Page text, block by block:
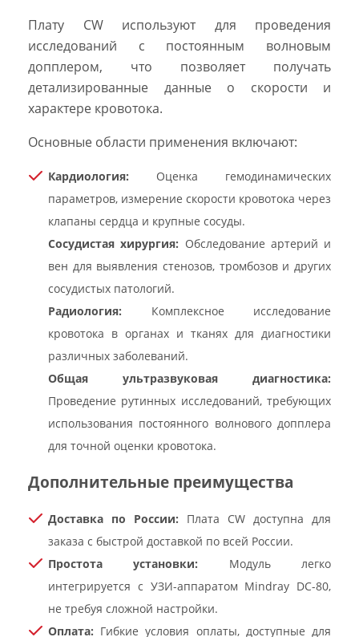
Плату CW используют для проведения
исследований с постоянным волновым
допплером, что позволяет получать
детализированные данные о скорости и
характере кровотока.
Основные области применения включают:
Кардиология: Оценка гемодинамических
параметров, измерение скорости кровотока через
клапаны сердца и крупные сосуды.
Сосудистая хирургия: Обследование артерий и
вен для выявления стенозов, тромбозов и других
сосудистых патологий.
Радиология: Комплексное исследование
кровотока в органах и тканях для диагностики
различных заболеваний.
Общая ультразвуковая диагностика:
Проведение рутинных исследований, требующих
использования постоянного волнового допплера
для точной оценки кровотока.
Дополнительные преимущества
Доставка по России: Плата CW доступна для
заказа с быстрой доставкой по всей России.
Простота установки: Модуль легко
интегрируется с УЗИ-аппаратом Mindray DC-80,
не требуя сложной настройки.
Оплата: Гибкие условия оплаты, доступные для